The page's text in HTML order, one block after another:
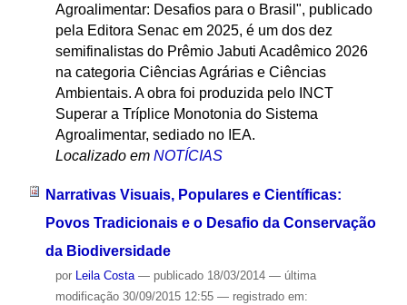
Agroalimentar: Desafios para o Brasil", publicado
pela Editora Senac em 2025, é um dos dez
semifinalistas do Prêmio Jabuti Acadêmico 2026
na categoria Ciências Agrárias e Ciências
Ambientais. A obra foi produzida pelo INCT
Superar a Tríplice Monotonia do Sistema
Agroalimentar, sediado no IEA.
Localizado em NOTÍCIAS
Narrativas Visuais, Populares e Científicas:
Povos Tradicionais e o Desafio da Conservação
da Biodiversidade
por Leila Costa — publicado18/03/2014 — última
modificação30/09/2015 12:55 — registrado em: